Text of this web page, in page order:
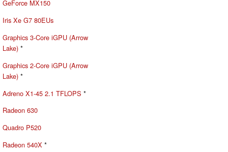
GeForce MX150
Iris Xe G7 80EUs
Graphics 3-Core iGPU (Arrow
Lake) *
Graphics 2-Core iGPU (Arrow
Lake) *
Adreno X1-45 2.1 TFLOPS *
Radeon 630
Quadro P520
Radeon 540X *